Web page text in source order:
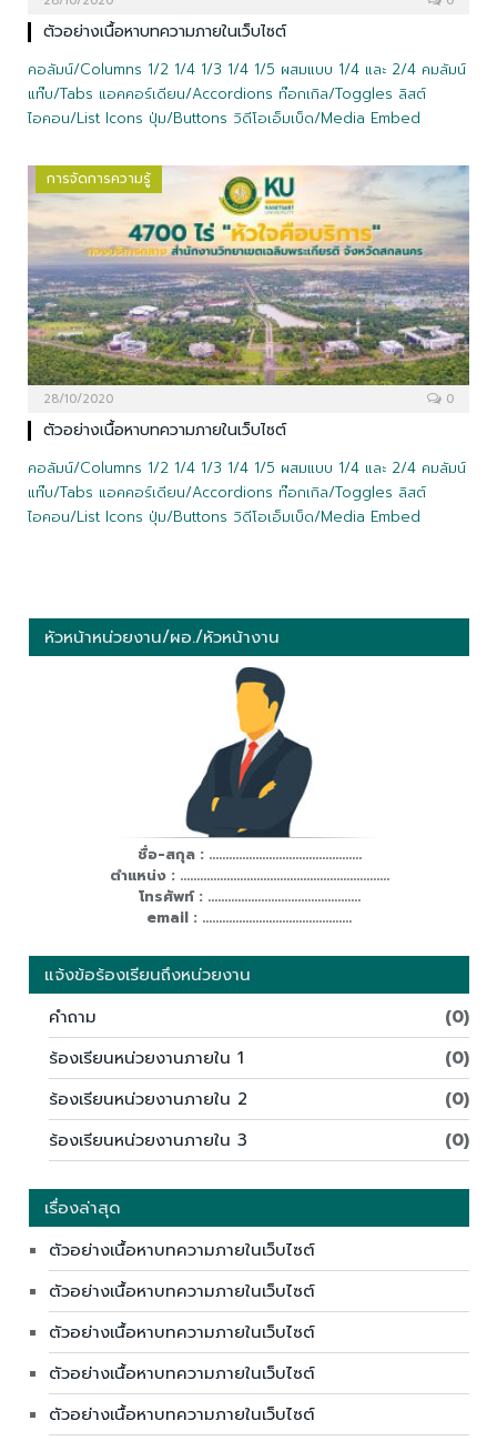
ตัวอย่างเนื้อหาบทความภายในเว็บไซต์
คอลัมน์/Columns 1/2 1/4 1/3 1/4 1/5 ผสมแบบ 1/4 และ 2/4 คมลัมน์
แท๊บ/Tabs แอคคอร์เดียน/Accordions ท๊อกเกิล/Toggles ลิสต์
ไอคอน/List Icons ปุ่ม/Buttons วิดีโอเอ็มเบ็ด/Media Embed
การจัดการความรู้
28/10/2020 0
ตัวอย่างเนื้อหาบทความภายในเว็บไซต์
คอลัมน์/Columns 1/2 1/4 1/3 1/4 1/5 ผสมแบบ 1/4 และ 2/4 คมลัมน์
แท๊บ/Tabs แอคคอร์เดียน/Accordions ท๊อกเกิล/Toggles ลิสต์
ไอคอน/List Icons ปุ่ม/Buttons วิดีโอเอ็มเบ็ด/Media Embed
หัวหน้าหน่วยงาน/ผอ./หัวหน้างาน
ชื่อ-สกุล : ..............................................
ตำแหน่ง : ...............................................................
โทรศัพท์ : ..............................................
email : .............................................
แจ้งข้อร้องเรียนถึงหน่วยงาน
คำถาม
(0)
ร้องเรียนหน่วยงานภายใน 1
(0)
ร้องเรียนหน่วยงานภายใน 2
(0)
ร้องเรียนหน่วยงานภายใน 3
(0)
เรื่องล่าสุด
ตัวอย่างเนื้อหาบทความภายในเว็บไซต์
ตัวอย่างเนื้อหาบทความภายในเว็บไซต์
ตัวอย่างเนื้อหาบทความภายในเว็บไซต์
ตัวอย่างเนื้อหาบทความภายในเว็บไซต์
ตัวอย่างเนื้อหาบทความภายในเว็บไซต์